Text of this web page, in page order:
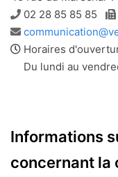
Téléphone
02 28 85 85 85
Adresse
e-
mail
Horaires
Du lundi au
Informations
concernant la